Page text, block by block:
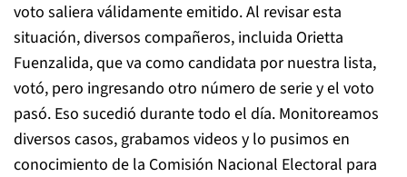
voto saliera válidamente emitido. Al revisar esta
situación, diversos compañeros, incluida Orietta
Fuenzalida, que va como candidata por nuestra lista,
votó, pero ingresando otro número de serie y el voto
pasó. Eso sucedió durante todo el día. Monitoreamos
diversos casos, grabamos videos y lo pusimos en
conocimiento de la Comisión Nacional Electoral para